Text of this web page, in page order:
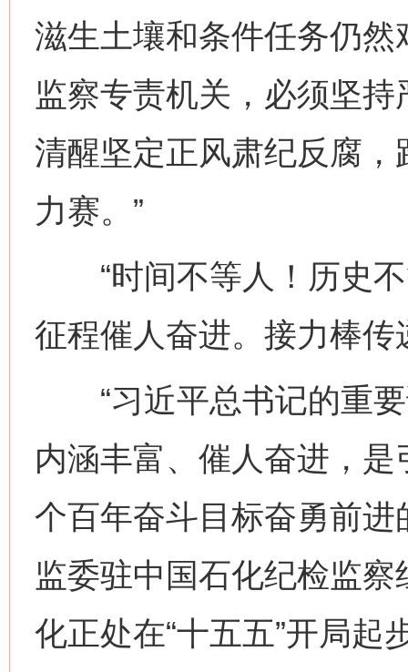
滋生土壤和条件任务仍
监察专责机关，必须坚
清醒坚定正风肃纪反腐
力赛。”
“时间不等人！历史不
征程催人奋进。接力棒
“习近平总书记的重要
内涵丰富、催人奋进，
个百年奋斗目标奋勇前进
监委驻中国石化纪检监
化正处在“十五五”开局起